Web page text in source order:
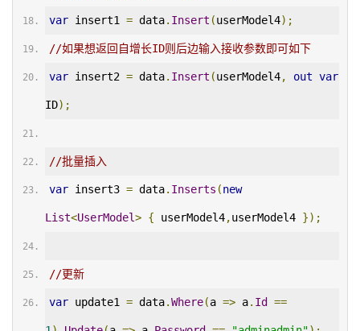
var insert1 = data. Insert (userModel4);
//如果想返回自增长ID则后边输入接收参数即可如下
var insert2 = data. Insert (userModel4, out var
ID);
//批量插入
var insert3 = data. Inserts (new
List<UserModel> { userModel4,userModel4 });
//更新
var update1 = data.Where(a => a. Id ==